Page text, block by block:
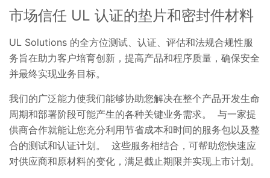
市场信任 UL 认证的垫片和密封件材料
UL Solutions 的全方位测试、认证、评估和法规合规性服
务旨在助力客户培育创新，提高产品和程序质量，确保安全
并最终实现业务目标。
我们的广泛能力使我们能够协助您解决在整个产品开发生命
周期和部署阶段可能产生的各种关键业务需求。 与一家提
供商合作就能让您充分利用节省成本和时间的服务包以及整
合的测试和认证计划。 这些服务相结合，可帮助您快速应
对供应商和原材料的变化，满足截止期限并实现上市计划。